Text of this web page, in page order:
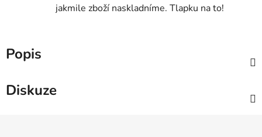
jakmile zboží naskladníme. Tlapku na to!
Popis
Diskuze